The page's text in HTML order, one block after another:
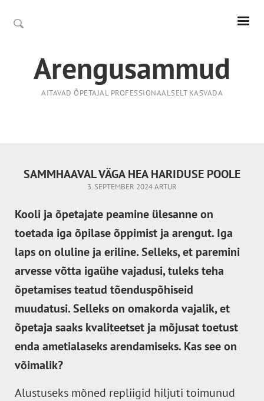
Arengusammud
AITAVAD ÕPETAJAL PROFESSIONAALSELT KASVADA
SAMMHAAVAL VÄGA HEA HARIDUSE POOLE
3. SEPTEMBER 2024ARTUR
Kooli ja õpetajate peamine ülesanne on
toetada iga õpilase õppimist ja arengut. Iga
laps on oluline ja eriline. Selleks, et paremini
arvesse võtta igaühe vajadusi, tuleks teha
õpetamises teatud tõenduspõhiseid
muudatusi. Selleks on omakorda vajalik, et
õpetaja saaks kvaliteetset ja mõjusat toetust
enda ametialaseks arendamiseks. Kas see on
võimalik?
Alustuseks mõned repliigid hiljuti toimunud